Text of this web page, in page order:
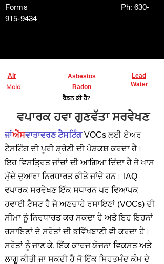
Forms Ph: 630-
915-9434
Air Asbestos Lead
Mold Radon Water
ਰੈਡਨ ਕੀ ਹੈ?
ਵਪਾਰਕ ਹਵਾ ਗੁਣਵੱਤਾ ਸਰਵੇਖਣ
ਜਾਂਐੱਸਵਾਤਾਵਰਣ ਟੈਸਟਿੰਗVOCs ਲਈ ਏਅਰ
ਟੈਸਟਿੰਗ ਦੀ ਪੂਰੀ ਸ਼੍ਰੇਣੀ ਦੀ ਪੇਸ਼ਕਸ਼ ਕਰਦਾ ਹੈ।
ਇਹ ਵਿਸਤ੍ਰਿਤ ਜਾਂਚਾਂ ਦੀ ਆਗਿਆ ਦਿੰਦਾ ਹੈ ਜੋ ਖਾਸ
ਮੁੱਦੇ ਦੁਆਰਾ ਨਿਰਧਾਰਤ ਕੀਤੇ ਜਾਂਦੇ ਹਨ। IAQ
ਵਪਾਰਕ ਸਰਵੇਖਣ ਇੱਕ ਸਧਾਰਨ ਪਰ ਵਿਆਪਕ
ਹਵਾਈ ਟੈਸਟ ਹੈ ਜੋ ਅਣਚਾਹੇ ਰਸਾਇਣਾਂ (VOCs) ਦੀ
ਸੀਮਾ ਨੂੰ ਨਿਰਧਾਰਤ ਕਰ ਸਕਦਾ ਹੈ ਅਤੇ ਇਹ ਇਹਨਾਂ
ਰਸਾਇਣਾਂ ਦੇ ਸਰੋਤਾਂ ਦੀ ਭਵਿੱਖਬਾਣੀ ਵੀ ਕਰਦਾ ਹੈ।
ਸਰੋਤਾਂ ਨੂੰ ਜਾਣ ਕੇ, ਇੱਕ ਕਾਰਜ ਯੋਜਨਾ ਵਿਕਸਤ ਅਤੇ
ਲਾਗੂ ਕੀਤੀ ਜਾ ਸਕਦੀ ਹੈ ਜੋ ਇੱਕ ਸਿਹਤਮੰਦ ਕੰਮ ਦੇ